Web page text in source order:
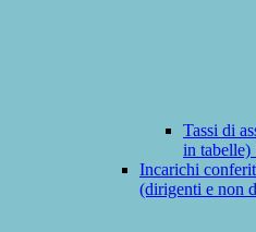
Tassi di
in tabelle)
Incarichi
(dirigenti e non